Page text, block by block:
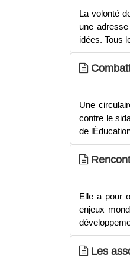
La volonté
une
idées. Tous
Une
contre le
de
Elle a pour
enjeux
Les